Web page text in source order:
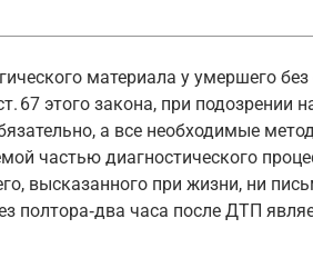
материала у умершего
67 этого закона, при подозрении
а все необходимые
частью диагностического
высказанного при жизни, ни
полтора‑два часа после ДТП